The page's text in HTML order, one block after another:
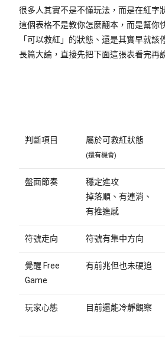
很多人其實不是不懂玩法，而是在紅字
這個表格不是教你怎麼翻本，而是幫你
「可以救紅」的狀態、還是其實早就該
長篇大論，直接先把下面這張表看完再
判斷項目 屬於可救紅狀態
(還有機會)
盤面節奏
穩定進攻
掉落順、有連消、
有推進感
符號走向 符號有集中方向
覺醒 Free
Game
有前兆但也未硬追
玩家心態 目前還能冷靜觀察